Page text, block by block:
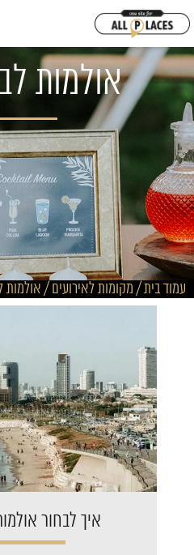
אולמות
עמוד בית/מקומות לאירועים/אולמות
איך לבחור